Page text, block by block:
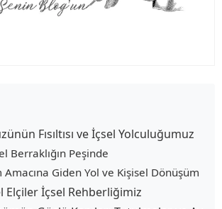
Fısıltısı ve İçsel Yolculuğumuz
Berraklığın Peşinde
Amacına Giden Yol ve Kişisel Dönüşüm
Elçiler İçsel Rehberliğimiz